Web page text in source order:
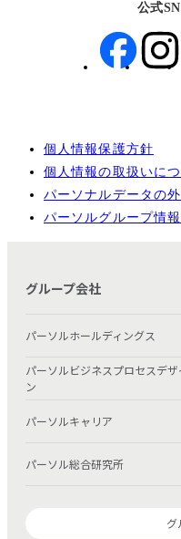
個人情報保護方針
個人情報の取扱いに
パーソナルデータの
パーソルグループ情
公式
グループ会社
パーソルホールディングス
パーソルビジネスプロセスデザ
ン
パーソルキャリア
パーソル総合研究所
グ